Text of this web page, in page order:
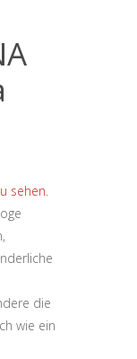
sehen.
die
wie ein